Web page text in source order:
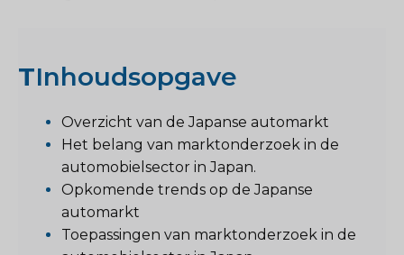
TInhoudsopgave
Overzicht van de Japanse automarkt
Het belang van marktonderzoek in de
automobielsector in Japan.
Opkomende trends op de Japanse
automarkt
Toepassingen van marktonderzoek in de